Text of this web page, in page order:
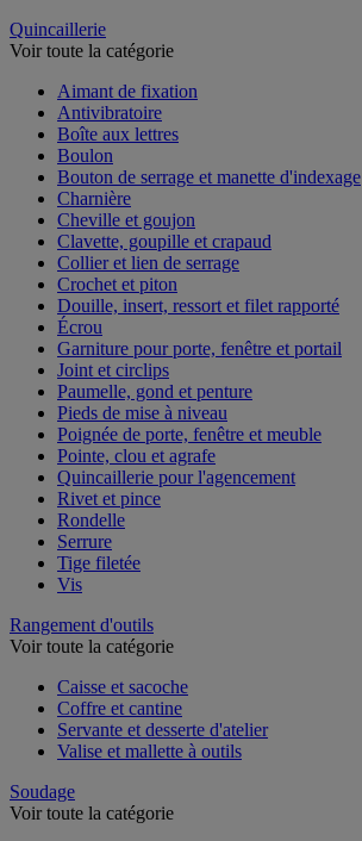
Quincaillerie
Voir toute la catégorie
Aimant de fixation
Antivibratoire
Boîte aux lettres
Boulon
Bouton de serrage et manette d'indexage
Charnière
Cheville et goujon
Clavette, goupille et crapaud
Collier et lien de serrage
Crochet et piton
Douille, insert, ressort et filet rapporté
Écrou
Garniture pour porte, fenêtre et portail
Joint et circlips
Paumelle, gond et penture
Pieds de mise à niveau
Poignée de porte, fenêtre et meuble
Pointe, clou et agrafe
Quincaillerie pour l'agencement
Rivet et pince
Rondelle
Serrure
Tige filetée
Vis
Rangement d'outils
Voir toute la catégorie
Caisse et sacoche
Coffre et cantine
Servante et desserte d'atelier
Valise et mallette à outils
Soudage
Voir toute la catégorie